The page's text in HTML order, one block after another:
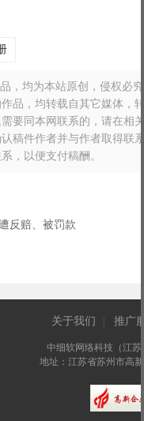
，均为本站原创，侵权必
品，均转载自其它媒体
要同本网联系的，请在相
稿件作者并与作者取得
，以便支付稿酬。
反赔、被罚款
关于我们 推广
中细软网络科技（江
地址：江苏省苏州市高